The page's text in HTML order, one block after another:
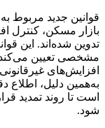
قوانین جدید مربوط
بازار مسکن، کنترل
تدوین شده‌اند. این
مشخصی تعیین می‌کند
افزایش‌های
به‌همین دلیل،
است تا روند تمدید
شود.